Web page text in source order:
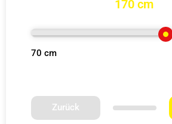
170 cm
70 cm
Zurück